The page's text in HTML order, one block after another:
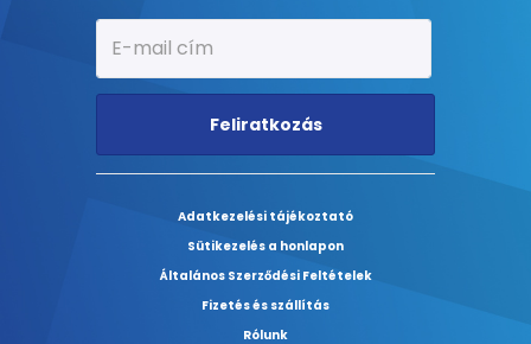
Feliratkozás
Adatkezelési tájékoztató
Sütikezelés a honlapon
Általános Szerződési Feltételek
Fizetés és szállítás
Rólunk